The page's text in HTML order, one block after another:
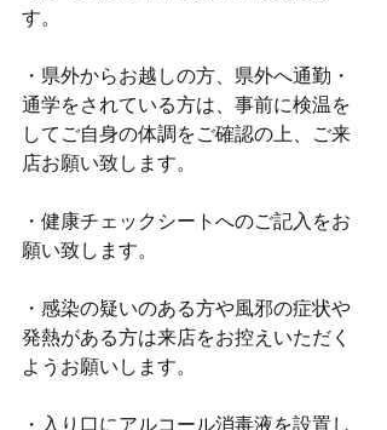
す。
・県外からお越しの方、県外へ通勤・
通学をされている方は、事前に検温を
してご自身の体調をご確認の上、ご来
店お願い致します。
・健康チェックシートへのご記入をお
願い致します。
・感染の疑いのある方や風邪の症状や
発熱がある方は来店をお控えいただく
ようお願いします。
・入り口にアルコール消毒液を設置し